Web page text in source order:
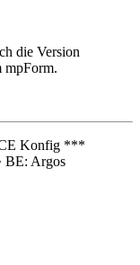
die Version
mpForm.
Konfig ***
BE: Argos